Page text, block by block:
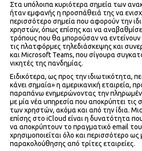
Στα υπόλοιπα κυριότερα σημεία των
ήταν εμφανής η προσπάθειά της να
περισσότερο σημεία που αφορούν την
χρηστών, όπως επίσης και να
τρόπους που θα μπορούσαν να
τις πλατφόρμες τηλεδιάσκεψης και
και Microsoft Teams, που σίγουρα
νικητές της πανδημίας.
Ειδικότερα, ως προς την ιδιωτικότητα,
κάνει σημαία» η αμερικανική εταιρεία,
παραπάνω ενημερώνοντας την
με μία νέα υπηρεσία που αποκρύπτει τις
των χρηστών, ακόμα και από την ίδια.
επίσης στο iCloud είναι η δυνατότητα
να αποκρύπτουν το πραγματικό email
χρησιμοποιείται όλο και περισσότερο
παρακολούθησης από τρίτες εταιρείες.